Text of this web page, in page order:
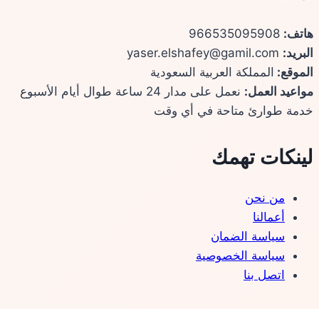
هاتف:
البريد:
الموقع: المملكة العربية السعودية
مواعيد العمل: نعمل على مدار 24 ساعة طوال أيام الأسبوع
خدمة طوارئ متاحة في أي وقت
لينكات تهمك
من نحن
أعمالنا
سياسة الضمان
سياسة الخصوصية
اتصل بنا